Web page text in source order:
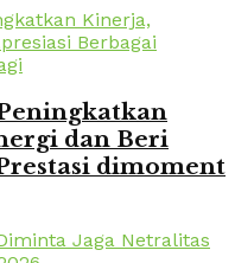
dan Beri
dimoment